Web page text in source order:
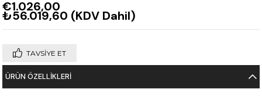
€1.026,00
₺56.019,60 (KDV Dahil)
TAVSIYE ET
ÜRÜN ÖZELLIKLERI